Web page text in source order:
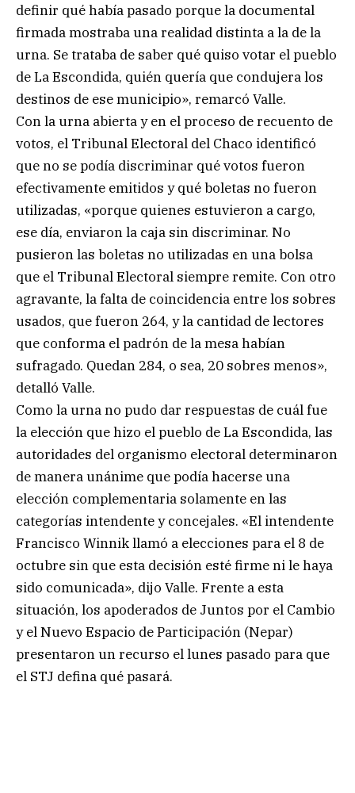
definir qué había pasado porque la documental
firmada mostraba una realidad distinta a la de la
urna. Se trataba de saber qué quiso votar el pueblo
de La Escondida, quién quería que condujera los
destinos de ese municipio», remarcó Valle.
Con la urna abierta y en el proceso de recuento de
votos, el Tribunal Electoral del Chaco identificó
que no se podía discriminar qué votos fueron
efectivamente emitidos y qué boletas no fueron
utilizadas, «porque quienes estuvieron a cargo,
ese día, enviaron la caja sin discriminar. No
pusieron las boletas no utilizadas en una bolsa
que el Tribunal Electoral siempre remite. Con otro
agravante, la falta de coincidencia entre los sobres
usados, que fueron 264, y la cantidad de lectores
que conforma el padrón de la mesa habían
sufragado. Quedan 284, o sea, 20 sobres menos»,
detalló Valle.
Como la urna no pudo dar respuestas de cuál fue
la elección que hizo el pueblo de La Escondida, las
autoridades del organismo electoral determinaron
de manera unánime que podía hacerse una
elección complementaria solamente en las
categorías intendente y concejales. «El intendente
Francisco Winnik llamó a elecciones para el 8 de
octubre sin que esta decisión esté firme ni le haya
sido comunicada», dijo Valle. Frente a esta
situación, los apoderados de Juntos por el Cambio
y el Nuevo Espacio de Participación (Nepar)
presentaron un recurso el lunes pasado para que
el STJ defina qué pasará.